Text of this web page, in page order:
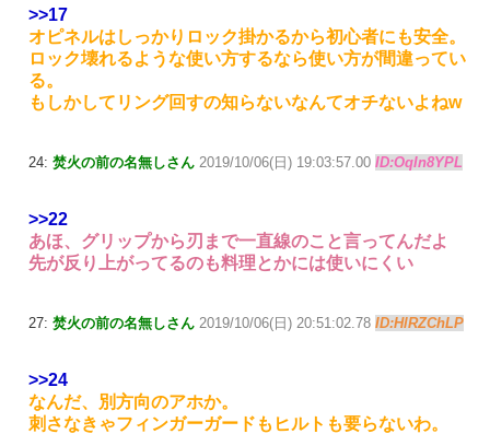
>>17
オピネルはしっかりロック掛かるから初心者にも安全。
ロック壊れるような使い方するなら使い方が間違ってい
る。
もしかしてリング回すの知らないなんてオチないよねw
24: 焚火の前の名無しさん 2019/10/06(日) 19:03:57.00 ID:OqIn8YPL
>>22
あほ、グリップから刃まで一直線のこと言ってんだよ
先が反り上がってるのも料理とかには使いにくい
27: 焚火の前の名無しさん 2019/10/06(日) 20:51:02.78 ID:HlRZChLP
>>24
なんだ、別方向のアホか。
刺さなきゃフィンガーガードもヒルトも要らないわ。